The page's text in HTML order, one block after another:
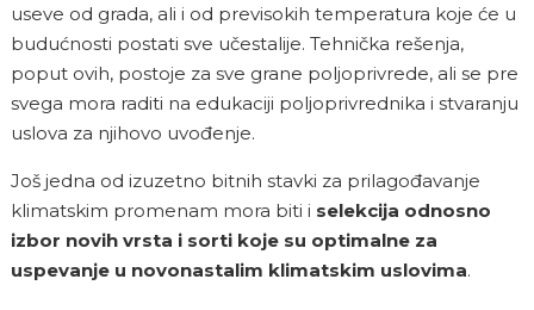
useve od grada, ali i od previsokih temperatura koje će u
budućnosti postati sve učestalije. Tehnička rešenja,
poput ovih, postoje za sve grane poljoprivrede, ali se pre
svega mora raditi na edukaciji poljoprivrednika i stvaranju
uslova za njihovo uvođenje.
Još jedna od izuzetno bitnih stavki za prilagođavanje
klimatskim promenam mora biti i selekcija odnosno
izbor novih vrsta i sorti koje su optimalne za
uspevanje u novonastalim klimatskim uslovima.